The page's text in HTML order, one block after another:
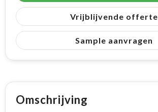
Vrijblijvende offerte
Sample aanvragen
Omschrijving